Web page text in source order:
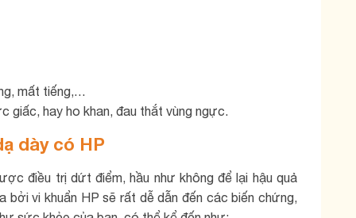
mất tiếng,…
giấc, hay ho khan, đau thắt vùng ngực.
dày có HP
điều trị dứt điểm, hầu như không để lại hậu quả
bởi vi khuẩn HP sẽ rất dễ dẫn đến các biến chứng,